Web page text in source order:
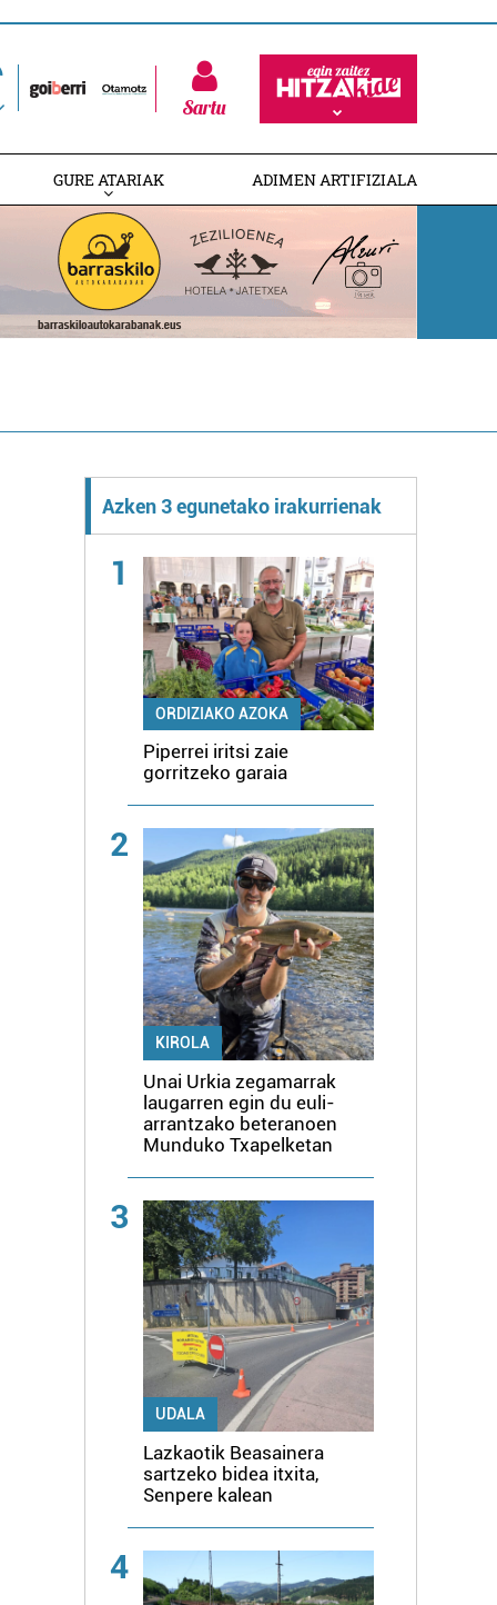
Sartu
GURE ATARIAK ADIMEN ARTIFIZIALA
Azken 3 egunetako irakurrienak
1
ORDIZIAKO AZOKA
Piperrei iritsi zaie
gorritzeko garaia
2
KIROLA
Unai Urkia zegamarrak
laugarren egin du euli-
arrantzako beteranoen
Munduko Txapelketan
3
UDALA
Lazkaotik Beasainera
sartzeko bidea itxita,
Senpere kalean
4